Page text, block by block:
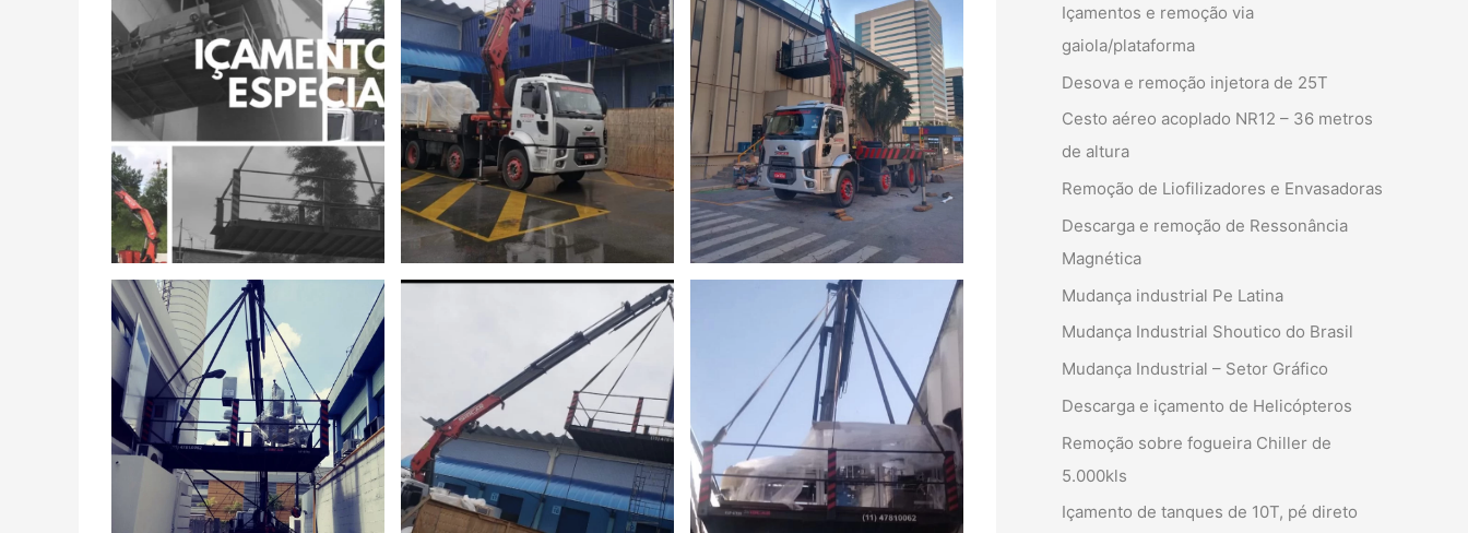
Içamentos e remoção via
gaiola/plataforma
Desova e remoção injetora de 25T
Cesto aéreo acoplado NR12 – 36 metros
de altura
Remoção de Liofilizadores e Envasadoras
Descarga e remoção de Ressonância
Magnética
Mudança industrial Pe Latina
Mudança Industrial Shoutico do Brasil
Mudança Industrial – Setor Gráfico
Descarga e içamento de Helicópteros
Remoção sobre fogueira Chiller de
5.000kls
Içamento de tanques de 10T, pé direto